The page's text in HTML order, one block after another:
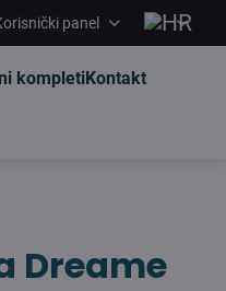
panel
kompletiKontakt
Dreame